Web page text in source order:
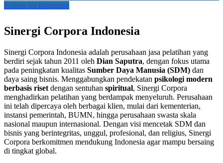
Follow on Instagram
Sinergi Corpora Indonesia
Sinergi Corpora Indonesia adalah perusahaan jasa pelatihan yang
berdiri sejak tahun 2011 oleh Dian Saputra, dengan fokus utama
pada peningkatan kualitas Sumber Daya Manusia (SDM) dan
daya saing bisnis. Menggabungkan pendekatan psikologi modern
berbasis riset dengan sentuhan spiritual, Sinergi Corpora
menghadirkan pelatihan yang berdampak menyeluruh. Perusahaan
ini telah dipercaya oleh berbagai klien, mulai dari kementerian,
instansi pemerintah, BUMN, hingga perusahaan swasta skala
nasional maupun internasional. Dengan visi mencetak SDM dan
bisnis yang berintegritas, unggul, profesional, dan religius, Sinergi
Corpora berkomitmen mendukung Indonesia agar mampu bersaing
di tingkat global.